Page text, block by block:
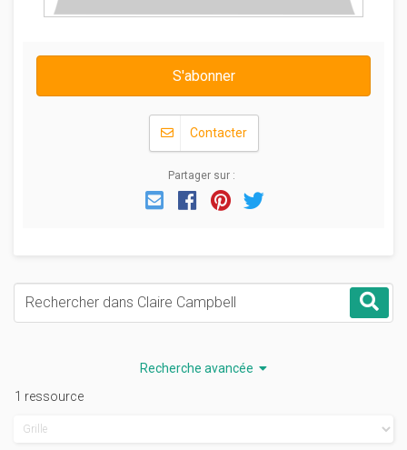
S'abonner
Contacter
Partager sur :
EmailFacebook
Pinterest
Recherche avancée
1 ressource